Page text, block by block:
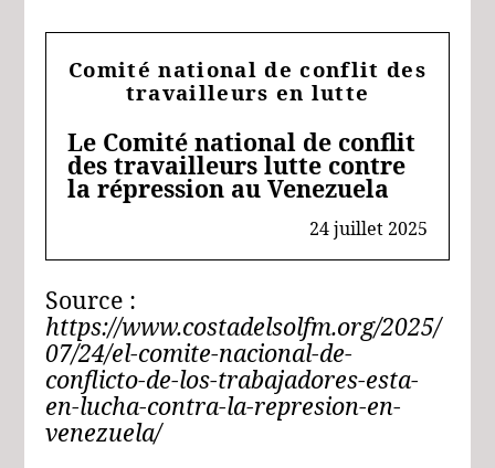
Comité national de conflit des
travailleurs en lutte
Le Comité national de conflit
des travailleurs lutte contre
la répression au Venezuela
24 juillet 2025
Source :
https://www.costadelsolfm.org/2025/
07/24/el-comite-nacional-de-
conflicto-de-los-trabajadores-esta-
en-lucha-contra-la-represion-en-
venezuela/